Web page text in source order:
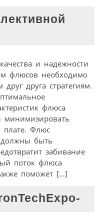
и надежности
флюсов необходимо
друга стратегиям.
флюса
минимизировать
плате. Флюс
должны быть
забивание
поток флюса
поможет […]